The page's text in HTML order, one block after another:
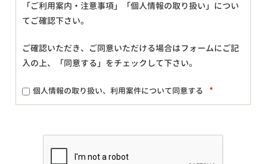
「ご利用案内・注意事項」「個人情報の取り扱い」につい
てご確認下さい。
ご確認いただき、ご同意いただける場合はフォームにご記
入の上、「同意する」をチェックして下さい。
個人情報の取り扱い、利用案件について同意する *